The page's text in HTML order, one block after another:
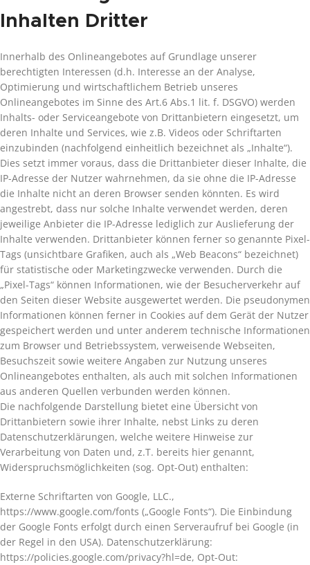
Inhalten Dritter
Innerhalb des Onlineangebotes auf Grundlage unserer
berechtigten Interessen (d.h. Interesse an der Analyse,
Optimierung und wirtschaftlichem Betrieb unseres
Onlineangebotes im Sinne des Art.6 Abs.1 lit. f. DSGVO) werden
Inhalts- oder Serviceangebote von Drittanbietern eingesetzt, um
deren Inhalte und Services, wie z.B. Videos oder Schriftarten
einzubinden (nachfolgend einheitlich bezeichnet als „Inhalte“).
Dies setzt immer voraus, dass die Drittanbieter dieser Inhalte, die
IP-Adresse der Nutzer wahrnehmen, da sie ohne die IP-Adresse
die Inhalte nicht an deren Browser senden könnten. Es wird
angestrebt, dass nur solche Inhalte verwendet werden, deren
jeweilige Anbieter die IP-Adresse lediglich zur Auslieferung der
Inhalte verwenden. Drittanbieter können ferner so genannte Pixel-
Tags (unsichtbare Grafiken, auch als „Web Beacons“ bezeichnet)
für statistische oder Marketingzwecke verwenden. Durch die
„Pixel-Tags“ können Informationen, wie der Besucherverkehr auf
den Seiten dieser Website ausgewertet werden. Die pseudonymen
Informationen können ferner in Cookies auf dem Gerät der Nutzer
gespeichert werden und unter anderem technische Informationen
zum Browser und Betriebssystem, verweisende Webseiten,
Besuchszeit sowie weitere Angaben zur Nutzung unseres
Onlineangebotes enthalten, als auch mit solchen Informationen
aus anderen Quellen verbunden werden können.
Die nachfolgende Darstellung bietet eine Übersicht von
Drittanbietern sowie ihrer Inhalte, nebst Links zu deren
Datenschutzerklärungen, welche weitere Hinweise zur
Verarbeitung von Daten und, z.T. bereits hier genannt,
Widerspruchsmöglichkeiten (sog. Opt-Out) enthalten:
Externe Schriftarten von Google, LLC.,
https://www.google.com/fonts („Google Fonts“). Die Einbindung
der Google Fonts erfolgt durch einen Serveraufruf bei Google (in
der Regel in den USA). Datenschutzerklärung:
https://policies.google.com/privacy?hl=de, Opt-Out: